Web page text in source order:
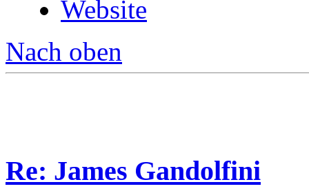
Website
Nach oben
Re: James Gandolfini